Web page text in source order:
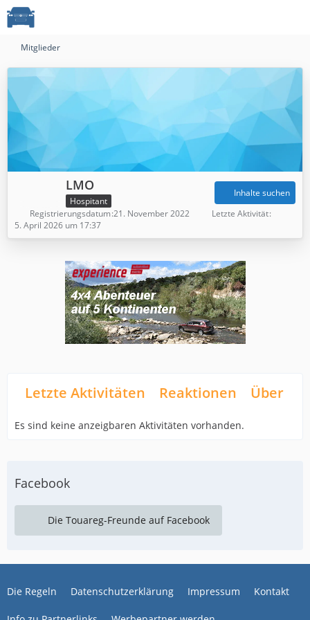
Mitglieder
LMO
Hospitant
Inhalte suchen
Registrierungsdatum 21. November 2022
Letzte Aktivität
5. April 2026 um 17:37
Letzte Aktivitäten Reaktionen Über
Es sind keine anzeigbaren Aktivitäten vorhanden.
Facebook
Die Touareg-Freunde auf Facebook
Die Regeln Datenschutzerklärung Impressum Kontakt